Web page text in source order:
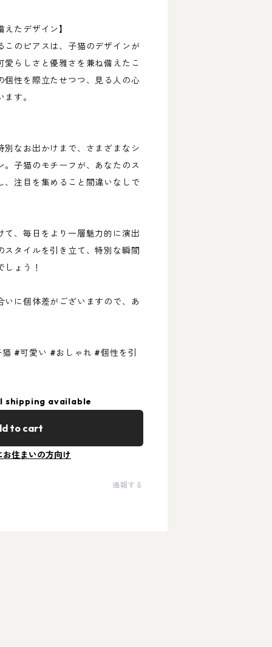
えたデザイン】
このピアスは、子猫のデザインが
らしさと優雅さを兼ね備えたこ
個性を際立たせつつ、見る人の心
す。
別なお出かけまで、さまざまなシ
。子猫のモチーフが、あなたのス
、注目を集めること間違いなしで
て、毎日をより一層魅力的に演出
スタイルを引き立て、特別な瞬間
しょう！
に個体差がございますので、あ
#可愛い #おしゃれ #個性を引
shipping available
to cart
お住まいの方向け
通報する